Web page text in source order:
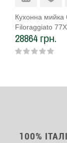
Кухонна мийка
Filoraggiato
12009
28864 грн.
100%